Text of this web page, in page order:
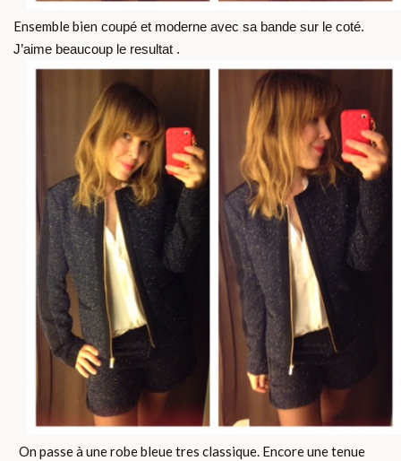
Ensemble bien coupé et moderne avec sa bande sur le coté.
J’aime beaucoup le resultat .
On passe à une robe bleue tres classique. Encore une tenue